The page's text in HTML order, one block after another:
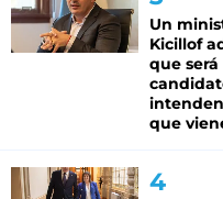
Un
Kicillof
que será
que